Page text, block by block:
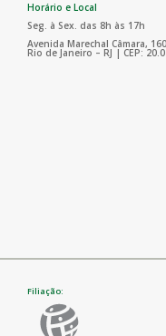
Horário e Local
Seg. à Sex. das 8h às 17h
Avenida Marechal Câmara,
Rio de Janeiro – RJ | CEP:
Filiação: